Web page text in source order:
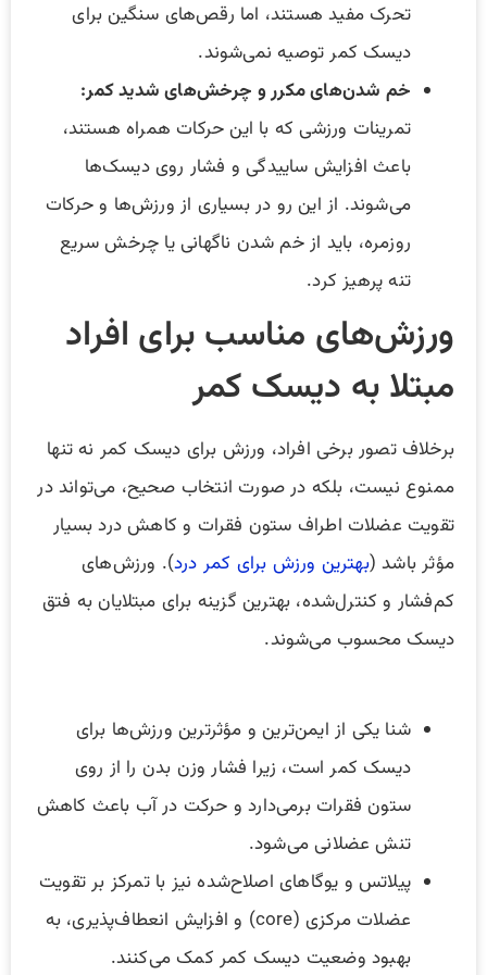
تحرک مفید هستند، اما رقص‌های سنگین برای
دیسک کمر توصیه نمی‌شوند.
خم شدن‌های مکرر و چرخش‌های شدید کمر:
تمرینات ورزشی که با این حرکات همراه هستند،
باعث افزایش ساییدگی و فشار روی دیسک‌ها
می‌شوند. از این رو در بسیاری از ورزش‌ها و حرکات
روزمره، باید از خم شدن ناگهانی یا چرخش سریع
تنه پرهیز کرد.
ورزش‌های مناسب برای افراد
مبتلا به دیسک کمر
برخلاف تصور برخی افراد، ورزش برای دیسک کمر نه تنها
ممنوع نیست، بلکه در صورت انتخاب صحیح، می‌تواند در
تقویت عضلات اطراف ستون فقرات و کاهش درد بسیار
مؤثر باشد (بهترین ورزش برای کمر درد). ورزش‌های
کم‌فشار و کنترل‌شده، بهترین گزینه برای مبتلایان به فتق
دیسک محسوب می‌شوند.
شنا یکی از ایمن‌ترین و مؤثرترین ورزش‌ها برای
دیسک کمر است، زیرا فشار وزن بدن را از روی
ستون فقرات برمی‌دارد و حرکت در آب باعث کاهش
تنش عضلانی می‌شود.
پیلاتس و یوگاهای اصلاح‌شده نیز با تمرکز بر تقویت
عضلات مرکزی (core) و افزایش انعطاف‌پذیری، به
بهبود وضعیت دیسک کمر کمک می‌کنند.